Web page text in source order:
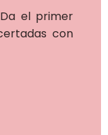
el primer
con